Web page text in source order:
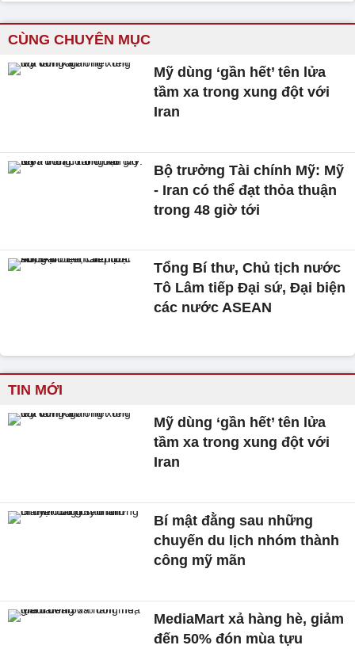
CÙNG CHUYÊN MỤC
Mỹ dùng ‘gần hết’ tên lửa
tầm xa trong xung đột với
Iran
Bộ trưởng Tài chính Mỹ: Mỹ
- Iran có thể đạt thỏa thuận
trong 48 giờ tới
Tổng Bí thư, Chủ tịch nước
Tô Lâm tiếp Đại sứ, Đại biện
các nước ASEAN
TIN MỚI
Mỹ dùng ‘gần hết’ tên lửa
tầm xa trong xung đột với
Iran
Bí mật đằng sau những
chuyến du lịch nhóm thành
công mỹ mãn
MediaMart xả hàng hè, giảm
đến 50% đón mùa tựu